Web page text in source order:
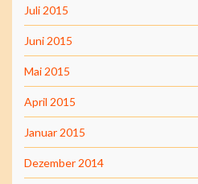
Juli 2015
Juni 2015
Mai 2015
April 2015
Januar 2015
Dezember 2014